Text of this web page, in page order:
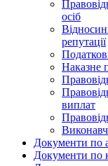
осіб
репутації
Наказне
виплат
Документи по
Документи по